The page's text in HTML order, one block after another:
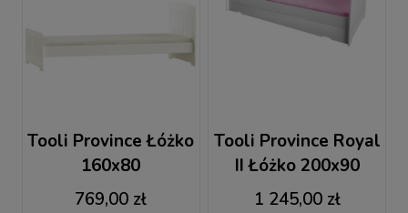
Tooli Province Łóżko
160x80
769,00 zł
Tooli Province Royal
II Łóżko 200x90
1 245,00 zł